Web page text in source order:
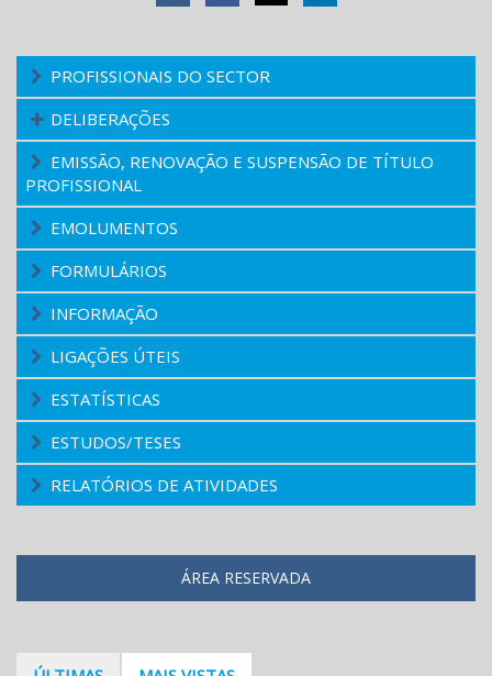
PROFISSIONAIS DO SECTOR
DELIBERAÇÕES
EMISSÃO, RENOVAÇÃO E SUSPENSÃO DE TÍTULO
PROFISSIONAL
EMOLUMENTOS
FORMULÁRIOS
INFORMAÇÃO
LIGAÇÕES ÚTEIS
ESTATÍSTICAS
ESTUDOS/TESES
RELATÓRIOS DE ATIVIDADES
ÁREA RESERVADA